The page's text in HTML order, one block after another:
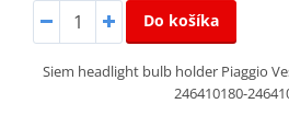
Do košíka
Siem headlight bulb holder Piaggio
246410180-